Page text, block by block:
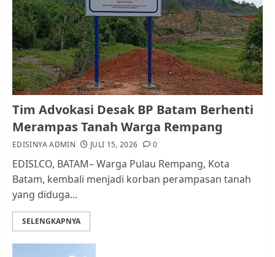
1
Pemko Batam Tegaskan RT dan
RW bukan Petugas Pendataan
dan Pemungutan Pajak
AGUSTUS 1, 2026 0
Kader Pajak jadi Penghubung
Pemerintah dan Masyarakat di
Lingkungan RT/RW
AGUSTUS 1, 2026
Tim Advokasi Desak BP Batam Berhenti
Merampas Tanah Warga Rempang
EDISINYA ADMIN JULI 15, 2026 0
EDISI.CO, BATAM– Warga Pulau Rempang, Kota
Batam, kembali menjadi korban perampasan tanah
yang diduga...
SELENGKAPNYA